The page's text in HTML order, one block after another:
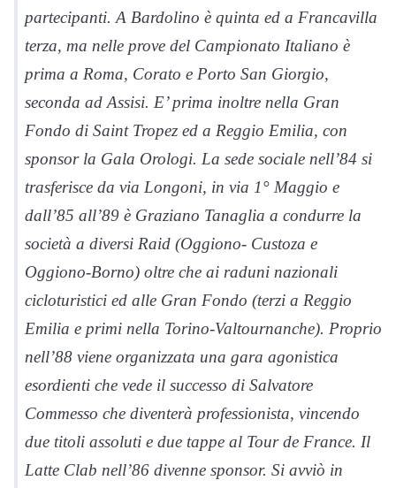
partecipanti. A Bardolino è quinta ed a Francavilla
terza, ma nelle prove del Campionato Italiano è
prima a Roma, Corato e Porto San Giorgio,
seconda ad Assisi. E’ prima inoltre nella Gran
Fondo di Saint Tropez ed a Reggio Emilia, con
sponsor la Gala Orologi. La sede sociale nell’84 si
trasferisce da via Longoni, in via 1° Maggio e
dall’85 all’89 è Graziano Tanaglia a condurre la
società a diversi Raid (Oggiono- Custoza e
Oggiono-Borno) oltre che ai raduni nazionali
cicloturistici ed alle Gran Fondo (terzi a Reggio
Emilia e primi nella Torino-Valtournanche). Proprio
nell’88 viene organizzata una gara agonistica
esordienti che vede il successo di Salvatore
Commesso che diventerà professionista, vincendo
due titoli assoluti e due tappe al Tour de France. Il
Latte Clab nell’86 divenne sponsor. Si avviò in